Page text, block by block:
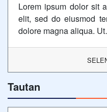
Lorem ipsum dolor sit
elit, sed do eiusmod
dolore magna aliqua.
Tautan